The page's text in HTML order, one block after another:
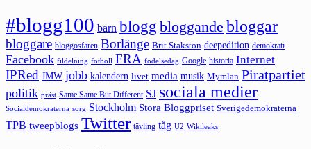
#blogg100 barn blogg bloggande bloggar
bloggare bloggosfären Borlänge Brit Stakston deepedition demokrati
Facebook fildelning fotboll FRA födelsedag Google historia Internet
IPRed JMW jobb kalendern livet media musik Mymlan Piratpartiet
politik präst Same Same But Different SJ sociala medier
Socialdemokraterna sorg Stockholm Stora Bloggpriset Sverigedemokraterna
TPB tweepblogs Twitter tävling tåg U2 Wikileaks